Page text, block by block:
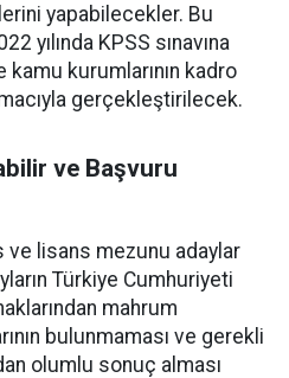
yapabilecekler. Bu
yılında KPSS sınavına
kamu kurumlarının kadro
gerçekleştirilecek.
ve Başvuru
ve lisans mezunu adaylar
Türkiye Cumhuriyeti
mahrum
bulunmaması ve gerekli
olumlu sonuç alması